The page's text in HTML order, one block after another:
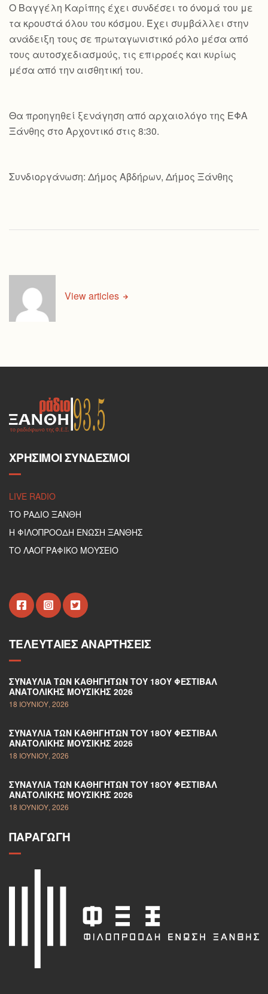
Ο Βαγγέλη Καρίπης έχει συνδέσει το όνομά του με
τα κρουστά όλου του κόσμου. Έχει συμβάλλει στην
ανάδειξη τους σε πρωταγωνιστικό ρόλο μέσα από
τους αυτοσχεδιασμούς, τις επιρροές και κυρίως
μέσα από την αισθητική του.
Θα προηγηθεί ξενάγηση από αρχαιολόγο της ΕΦΑ
Ξάνθης στο Αρχοντικό στις 8:30.
Συνδιοργάνωση: Δήμος Αβδήρων, Δήμος Ξάνθης
View articles
ΧΡΉΣΙΜΟΙ ΣΎΝΔΕΣΜΟΙ
LIVE RADIO
ΤΟ ΡΑΔΙΟ ΞΑΝΘΗ
Η ΦΙΛΟΠΡΟΟΔΗ ΕΝΩΣΗ ΞΑΝΘΗΣ
ΤΟ ΛΑΟΓΡΑΦΙΚΟ ΜΟΥΣΕΙΟ
ΤΕΛΕΥΤΑΊΕΣ ΑΝΑΡΤΉΣΕΙΣ
ΣΥΝΑΥΛΊΑ ΤΩΝ ΚΑΘΗΓΗΤΏΝ ΤΟΥ 18ΟΥ ΦΕΣΤΙΒΆΛ
ΑΝΑΤΟΛΙΚΉΣ ΜΟΥΣΙΚΉΣ 2026
18 ΙΟΥΝΊΟΥ, 2026
ΣΥΝΑΥΛΊΑ ΤΩΝ ΚΑΘΗΓΗΤΏΝ ΤΟΥ 18ΟΥ ΦΕΣΤΙΒΆΛ
ΑΝΑΤΟΛΙΚΉΣ ΜΟΥΣΙΚΉΣ 2026
18 ΙΟΥΝΊΟΥ, 2026
ΣΥΝΑΥΛΊΑ ΤΩΝ ΚΑΘΗΓΗΤΏΝ ΤΟΥ 18ΟΥ ΦΕΣΤΙΒΆΛ
ΑΝΑΤΟΛΙΚΉΣ ΜΟΥΣΙΚΉΣ 2026
18 ΙΟΥΝΊΟΥ, 2026
ΠΑΡΑΓΩΓΉ